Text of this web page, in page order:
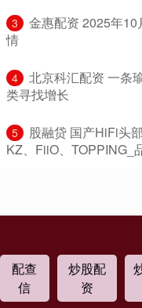
3
金惠配资 2025年
情
4
北京科汇配资 一条
类寻找增长
5
股融贷 国产HiFi头
KZ、FiiO、TOPPING_
配查
信
炒股配
资